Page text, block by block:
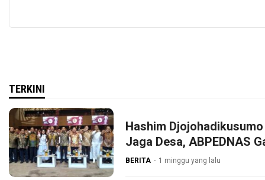
TERKINI
Hashim
Jaga Desa, ABPEDNAS
BERITA 1 minggu yang lalu